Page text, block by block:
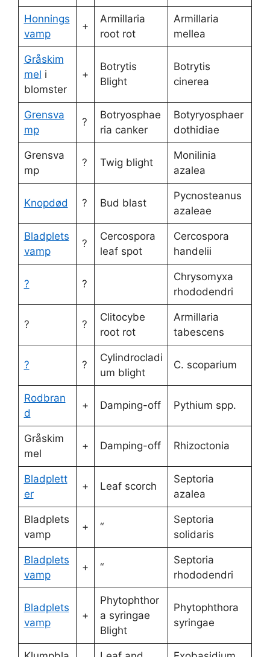
Honnings
vamp
+
Armillaria
root rot
Armillaria
mellea
Gråskim
mel i
blomster
+
Botrytis
Blight
Botrytis
cinerea
Grensva
mp
?
Botryosphae
ria canker
Botyryosphaer
dothidiae
Grensva
mp
? Twig blight
Monilinia
azalea
Knopdød ? Bud blast
Pycnosteanus
azaleae
Bladplets
vamp
?
Cercospora
leaf spot
Cercospora
handelii
? ?
Chrysomyxa
rhododendri
? ?
Clitocybe
root rot
Armillaria
tabescens
? ?
Cylindrocladi
um blight
C. scoparium
Rodbran
d
+ Damping-off Pythium spp.
Gråskim
mel
+ Damping-off Rhizoctonia
Bladplett
er
+ Leaf scorch
Septoria
azalea
Bladplets
vamp
+ “
Septoria
solidaris
Bladplets
vamp
+ “
Septoria
rhododendri
Bladplets
vamp
+
Phytophthor
a syringae
Blight
Phytophthora
syringae